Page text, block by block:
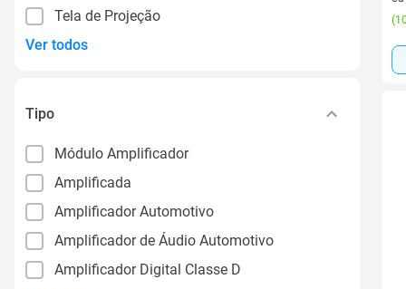
Tela de Projeção
Ver todos
Tipo
Módulo Amplificador
Amplificada
Amplificador Automotivo
Amplificador de Áudio Automotivo
Amplificador Digital Classe D
(